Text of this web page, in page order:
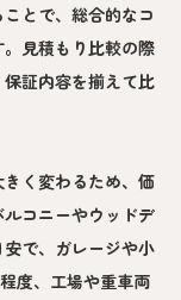
とで、総合的なコ
見積もり比較の際
証内容を揃えて比
く変わるため、価
コニーやウッドデ
で、ガレージや小
度、工場や重車両